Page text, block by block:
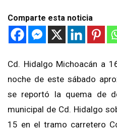
Comparte esta noticia
Cd. Hidalgo Michoacán a
noche de este sábado
se reportó la quema de
municipal de Cd. Hidalgo
15 en el tramo carretero